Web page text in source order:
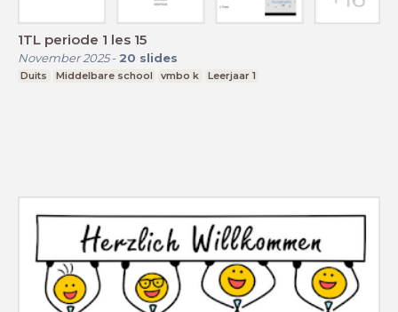
1TL periode 1 les 15
November 2025- 20 slides
Duits Middelbare school vmbo k Leerjaar 1